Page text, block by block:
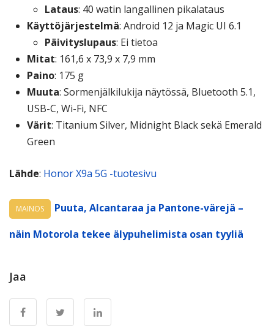
Lataus: 40 watin langallinen pikalataus
Käyttöjärjestelmä: Android 12 ja Magic UI 6.1
Päivityslupaus: Ei tietoa
Mitat: 161,6 x 73,9 x 7,9 mm
Paino: 175 g
Muuta: Sormenjälkilukija näytössä, Bluetooth 5.1,
USB-C, Wi-Fi, NFC
Värit: Titanium Silver, Midnight Black sekä Emerald
Green
Lähde: Honor X9a 5G -tuotesivu
MAINOS
Puuta, Alcantaraa ja Pantone-värejä –
näin Motorola tekee älypuhelimista osan tyyliä
Jaa